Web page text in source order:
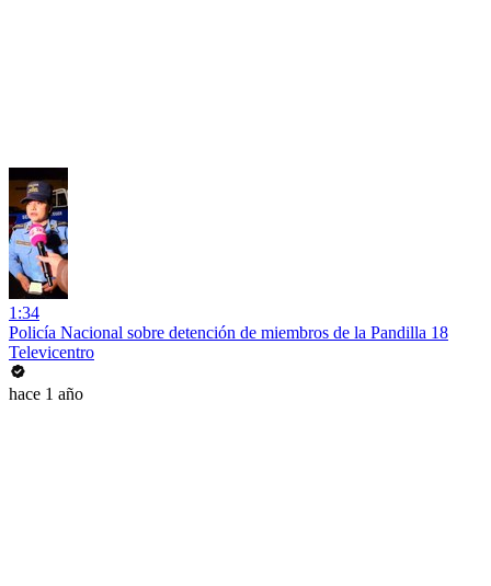
1:34
Policía Nacional sobre detención de miembros de la Pandilla 18
Televicentro
hace 1 año